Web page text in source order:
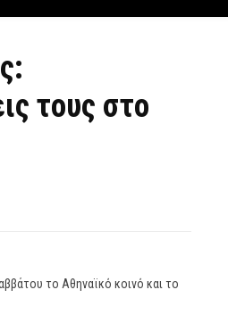
τους στο
το Αθηναϊκό κοινό και το